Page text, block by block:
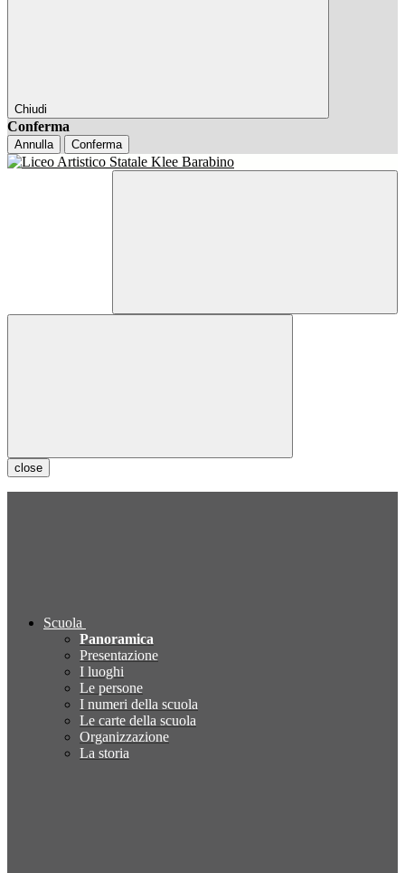
Chiudi
Conferma
Annulla Conferma
close
Scuola
Panoramica
Presentazione
I luoghi
Le persone
I numeri della scuola
Le carte della scuola
Organizzazione
La storia